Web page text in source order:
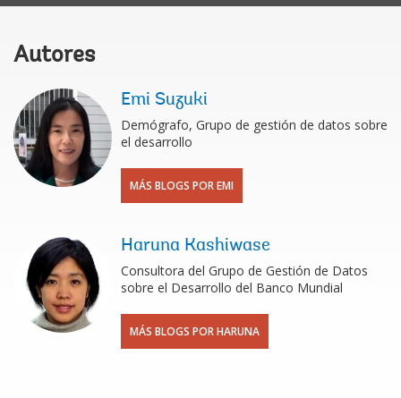
Autores
Emi Suzuki
Demógrafo, Grupo de gestión de datos sobre
el desarrollo
MÁS BLOGS POR EMI
Haruna Kashiwase
Consultora del Grupo de Gestión de Datos
sobre el Desarrollo del Banco Mundial
MÁS BLOGS POR HARUNA